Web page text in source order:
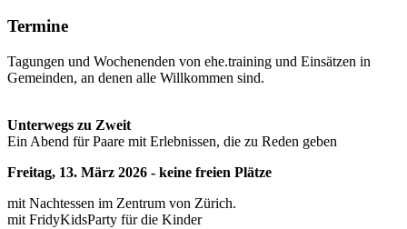
Termine
Tagungen und Wochenenden von ehe.training und Einsätzen in
Gemeinden, an denen alle Willkommen sind.
Unterwegs zu Zweit
Ein Abend für Paare mit Erlebnissen, die zu Reden geben
Freitag, 13. März 2026 - keine freien Plätze
mit Nachtessen im Zentrum von Zürich.
mit FridyKidsParty für die Kinder